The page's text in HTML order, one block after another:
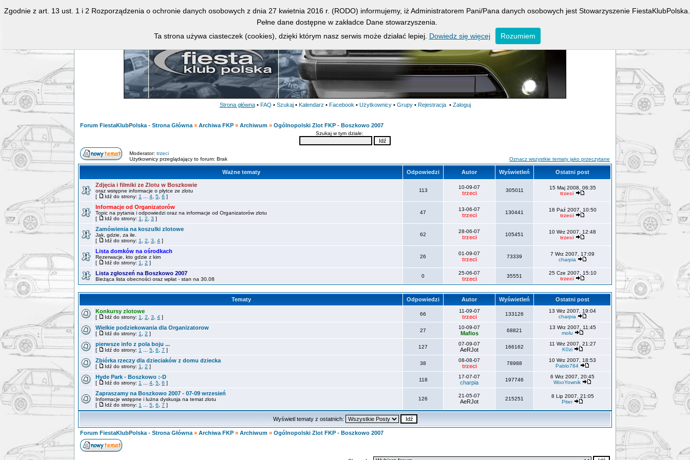
Strona główna • FAQ • Szukaj • Kalendarz • Facebook • Użytkownicy • Grupy • Rejestracja • Zaloguj
Forum FiestaKlubPolska - Strona Główna » Archiwa FKP » Archiwum » Ogólnopolski Zlot FKP - Boszkowo 2007
Szukaj w tym dziale:
Moderator: trzeci
Użytkownicy przeglądający to forum: Brak
Oznacz wszystkie tematy jako przeczytane
Ważne tematy Odpowiedzi Autor Wyświetleń Ostatni post
Zdjęcia i filmiki ze Zlotu w Boszkowie
oraz wstępne informacje o płytce ze zlotu
[
Idź do strony: 1 4 5 6 ]
113
10-09-07
trzeci 305011
15 Maj 2008, 06:35
trzeci
Informacje od Organizatorów
Topic na pytania i odpowiedzi oraz na informacje od Organizatorów zlotu
[
Idź do strony: 1 2 3 ]
47
13-06-07
trzeci 130441
18 Paź 2007, 10:50
trzeci
Zamówienia na koszulki zlotowe
Jak, gdzie, za ile.
[
Idź do strony: 1 2 3 4 ]
62
28-06-07
trzeci 105451
10 Wrz 2007, 12:48
trzeci
Lista domków na ośrodkach
Rezerwacje, kto gdzie z kim
[
Idź do strony: 1 2 ]
26
01-09-07
trzeci 73339
7 Wrz 2007, 17:09
charpia
Lista zgłoszeń na Boszkowo 2007
Bieżąca lista obecności oraz wpłat - stan na 30.08
0
25-06-07
trzeci 35551
25 Cze 2007, 15:10
trzeci
Tematy Odpowiedzi Autor Wyświetleń
Ostatni post
Konkursy zlotowe
[ Idź do strony: 1 2 3 4 ]
66
11-09-07
trzeci 133126
13 Wrz 2007, 19:04
charpia
Wielkie podziekowania dla Organizatorow
[ Idź do strony: 1 2 ]
27
10-09-07
Mafios 68821
13 Wrz 2007, 11:45
molu
pierwsze info z pola boju ...
[ Idź do strony: 1 5 6 7 ]
127
07-09-07
AeRJot 166162
11 Wrz 2007, 21:27
K0zi
Zbiórka rzeczy dla dzieciaków z domu dziecka
[ Idź do strony: 1 2 ]
38
08-08-07
trzeci 78988
10 Wrz 2007, 18:53
Pablo784
Hyde Park - Boszkowo :-D
[ Idź do strony: 1 4 5 6 ]
118
17-07-07
charpia 197746
6 Wrz 2007, 20:45
WooYownik
Zapraszamy na Boszkowo 2007 - 07-09 wrzesień
Informacje wstępne i lużna dyskusja na temat zlotu
[
Idź do strony: 1 5 6 7 ]
126
21-05-07
AeRJot 215251
8 Lip 2007, 21:05
Piter
Wyświetl tematy z ostatnich:
Forum FiestaKlubPolska - Strona Główna » Archiwa FKP » Archiwum » Ogólnopolski Zlot FKP - Boszkowo 2007
Zgodnie z art. 13 ust. 1 i 2 Rozporządzenia o ochronie danych osobowych z dnia 27 kwietnia 2016 r. (RODO) informujemy, iż Administratorem Pani/Pana danych osobowych jest Stowarzyszenie FiestaKlubPolska.
Pełne dane dostępne w zakładce Dane stowarzyszenia.
Ta strona używa ciasteczek (cookies), dzięki którym nasz serwis może działać lepiej. Dowiedz się więcej Rozumiem